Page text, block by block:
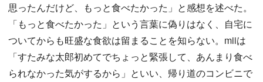
思ったんだけど、もっと食べたかった」と感想を述べた。
「もっと食べたかった」という言葉に偽りはなく、自宅に
ついてからも旺盛な食欲は留まることを知らない。miiは
「すたみな太郎初めてでちょっと緊張して、あんまり食べ
られなかった気がするから」といい、帰り道のコンビニで